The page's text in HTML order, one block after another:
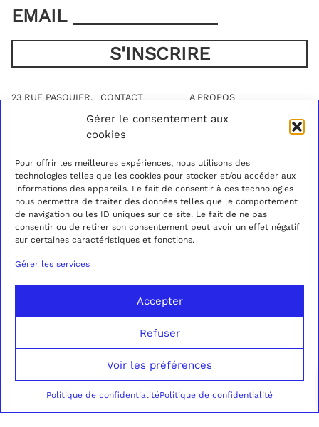
Gérer le consentement aux
cookies
Pour offrir les meilleures expériences, nous utilisons des
technologies telles que les cookies pour stocker et/ou accéder aux
informations des appareils. Le fait de consentir à ces technologies
nous permettra de traiter des données telles que le comportement
de navigation ou les ID uniques sur ce site. Le fait de ne pas
consentir ou de retirer son consentement peut avoir un effet négatif
sur certaines caractéristiques et fonctions.
Gérer les services
Accepter
Refuser
Voir les préférences
Politique de confidentialitéPolitique de confidentialité
EMAIL
23 RUE PASQUIER,
+33 (0)1 40 07 05 52
DE 11H À 19H30
CONTACT
INSTAGRAM
FACEBOOK
SPOTIFY
A PROPOS
TARIFS & DÉLAIS
CONFIDENTIALITÉ
CONDITIONS GÉNÉRALES
DE VENTE
MENTIONS LÉGALES